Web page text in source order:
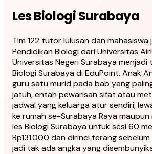
Les Biologi Surabaya
Tim 122 tutor lulusan dan
Pendidikan Biologi dari Universitas
Universitas Negeri Surabaya menjadi
Biologi Surabaya di EduPoint. Anak
guru satu murid pada bab yang
jatuh, entah pewarisan sifat atau
jadwal yang keluarga atur sendiri,
ke rumah se-Surabaya Raya
les Biologi Surabaya untuk sesi 60
Rp131.000 dan dirinci terang
jadi tak ada angka yang